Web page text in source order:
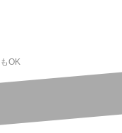
OK